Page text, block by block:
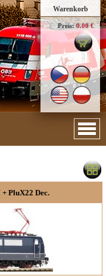
Warenkorb
Preis: 0.00 €
PluX22 Dec.